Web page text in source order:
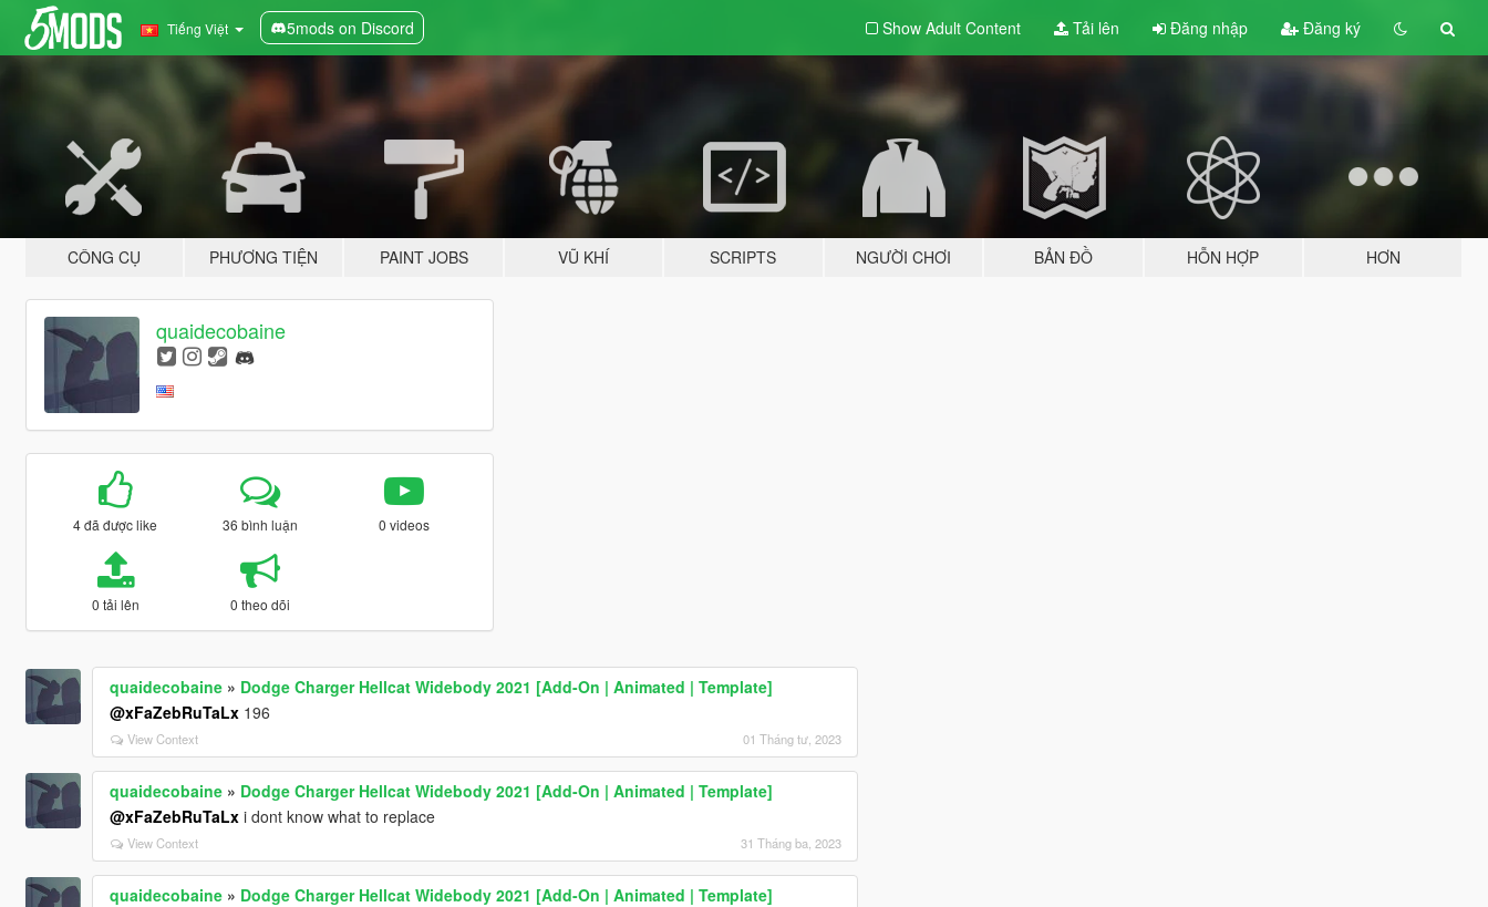
Tiếng Việt 5mods on Discord Show Adult Content Tải lên Đăng nhập Đăng ký
CÔNG CỤ PHƯƠNG TIỆN PAINT JOBS VŨ KHÍ SCRIPTS NGƯỜI CHƠI BẢN ĐỒ HỖN HỢP HƠN
quaidecobaine
4 đã được like 36 bình luận 0 videos
0 tải lên 0 theo dõi
quaidecobaine» Dodge Charger Hellcat Widebody 2021 [Add-On | Animated | Template]
@xFaZebRuTaLx196
View Context 01 Tháng tư, 2023
quaidecobaine» Dodge Charger Hellcat Widebody 2021 [Add-On | Animated | Template]
@xFaZebRuTaLxi dont know what to replace
View Context 31 Tháng ba, 2023
quaidecobaine» Dodge Charger Hellcat Widebody 2021 [Add-On | Animated | Template]